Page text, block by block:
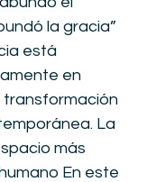
la gracia”
está
en
transformación
La
más
En este